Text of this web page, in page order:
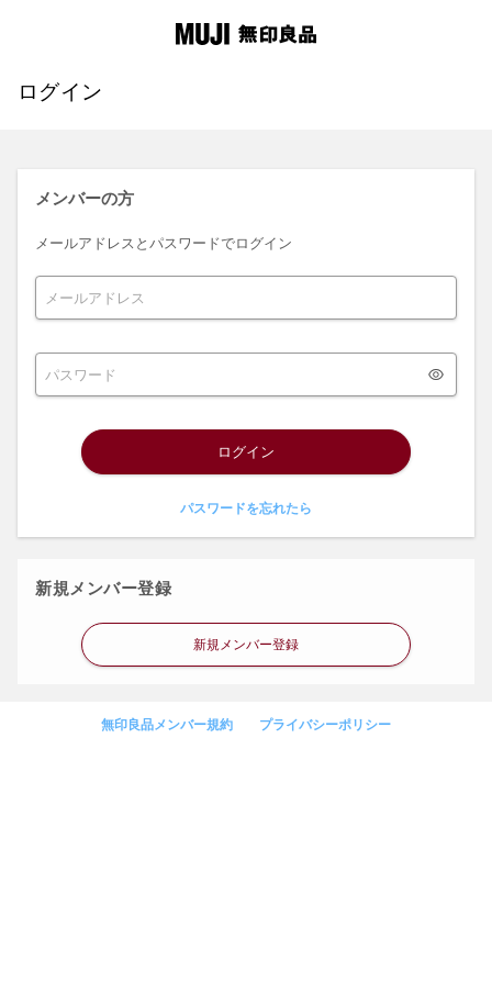
ログイン
メンバーの方
メールアドレスとパスワードでログイン
ログイン
パスワードを忘れたら
新規メンバー登録
新規メンバー登録
無印良品メンバー規約 プライバシーポリシー